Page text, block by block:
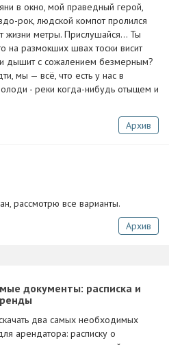
в окно, мой праведный герой,
рок, людской компот пролился
жизни метры. Прислушайся... Ты
на размокших швах тоски висит
дышит с сожалением безмерным?
мы — всё, что есть у нас в
- реки когда-нибудь отыщем и
Архив
рассмотрю все варианты.
Архив
документы: расписка и
два самых необходимых
арендатора: расписку о